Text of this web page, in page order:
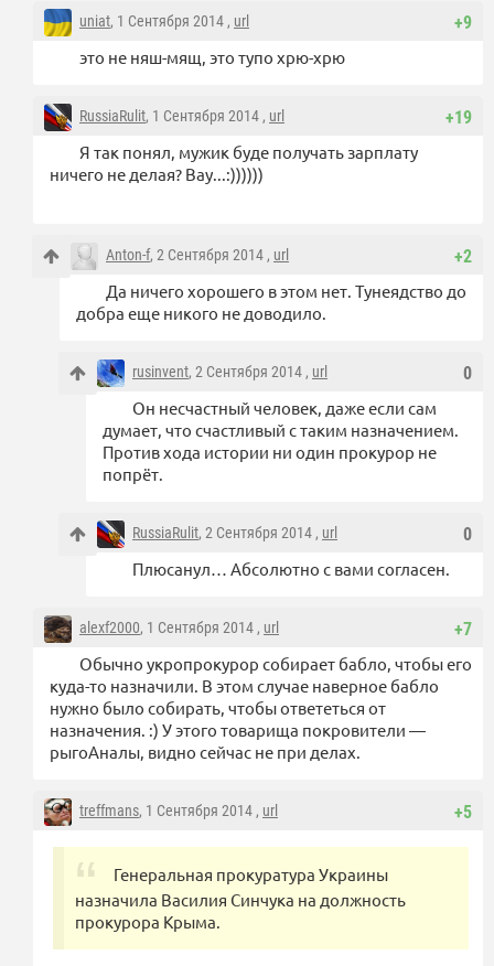
+9
uniat, 1 Сентября 2014 , url
это не няш-мящ, это тупо хрю-хрю
+19
RussiaRulit, 1 Сентября 2014 , url
Я так понял, мужик буде получать зарплату
ничего не делая? Вау...:))))))
+2
Anton-f, 2 Сентября 2014 , url
Да ничего хорошего в этом нет. Тунеядство до
добра еще никого не доводило.
0
rusinvent, 2 Сентября 2014 , url
Он несчастный человек, даже если сам
думает, что счастливый с таким назначением.
Против хода истории ни один прокурор не
попрёт.
0
RussiaRulit, 2 Сентября 2014 , url
Плюсанул… Абсолютно с вами согласен.
+7
alexf2000, 1 Сентября 2014 , url
Обычно укропрокурор собирает бабло, чтобы его
куда-то назначили. В этом случае наверное бабло
нужно было собирать, чтобы ответеться от
назначения. :) У этого товарища покровители —
рыгоАналы, видно сейчас не при делах.
+5
treffmans, 1 Сентября 2014 , url
Генеральная прокуратура Украины
назначила Василия Синчука на должность
прокурора Крыма.